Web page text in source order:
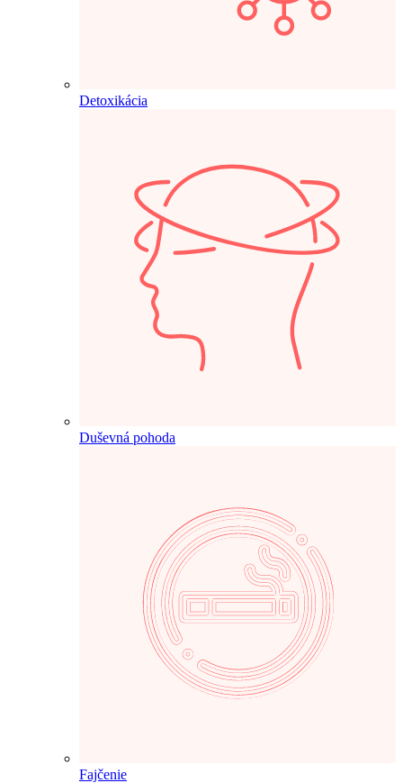
Detoxikácia
Duševná pohoda
Fajčenie